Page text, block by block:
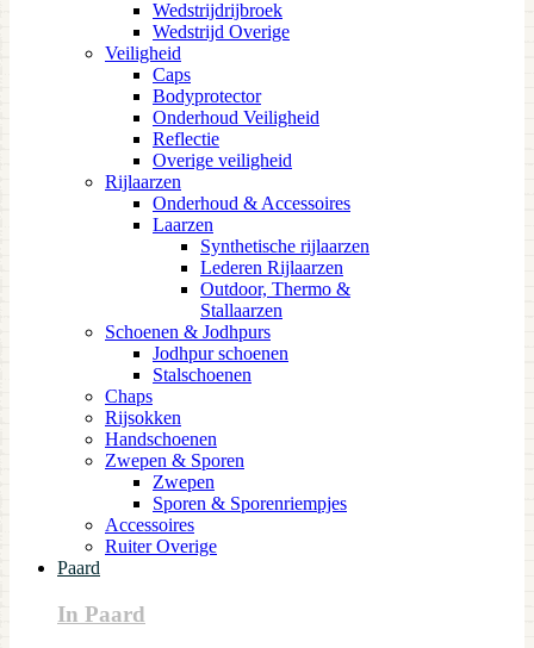
Wedstrijdrijbroek
Wedstrijd Overige
Veiligheid
Caps
Bodyprotector
Onderhoud Veiligheid
Reflectie
Overige veiligheid
Rijlaarzen
Onderhoud & Accessoires
Laarzen
Synthetische rijlaarzen
Lederen Rijlaarzen
Outdoor, Thermo &
Stallaarzen
Schoenen & Jodhpurs
Jodhpur schoenen
Stalschoenen
Chaps
Rijsokken
Handschoenen
Zwepen & Sporen
Zwepen
Sporen & Sporenriempjes
Accessoires
Ruiter Overige
Paard
In Paard